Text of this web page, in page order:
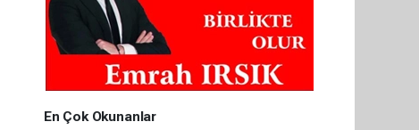
En Çok Okunanlar